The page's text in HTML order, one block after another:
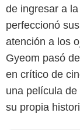
de ingresar a
perfeccionó
atención a los
Gyeom pasó
en crítico de
una película de
su propia